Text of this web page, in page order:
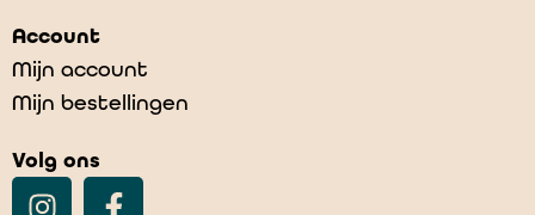
€24,95
Account
Mijn account
Mijn bestellingen
Volg ons